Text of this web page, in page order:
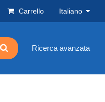
Carrello Italiano
Ricerca avanzata